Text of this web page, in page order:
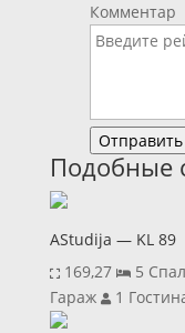
Комментар
Отправить
Подобные
AStudija — KL 89
169,27‬
5
Гараж
1